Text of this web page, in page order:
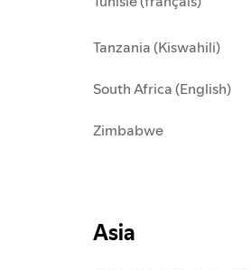
Tanzania (Kiswahili)
South Africa (English)
Zimbabwe
Asia